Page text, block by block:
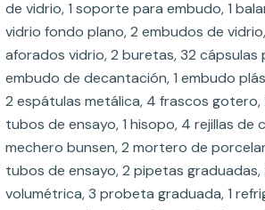
de vidrio, 1 soporte para embudo, 1
vidrio fondo plano, 2 embudos de
aforados vidrio, 2 buretas, 32 cápsulas
embudo de decantación, 1 embudo
2 espátulas metálica, 4 frascos gotero,
tubos de ensayo, 1 hisopo, 4 rejillas de
mechero bunsen, 2 mortero de
tubos de ensayo, 2 pipetas
volumétrica, 3 probeta graduada, 1